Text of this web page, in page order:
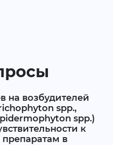
на возбудителей
spp.,
spp.)
к
в